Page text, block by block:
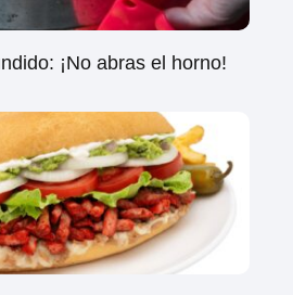
¡No abras el horno!